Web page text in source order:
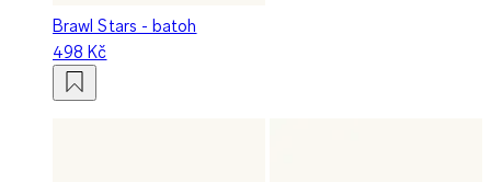
Brawl Stars - batoh
498 Kč